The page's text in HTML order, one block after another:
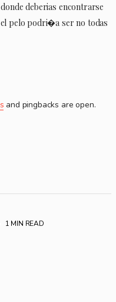
deberias encontrarse
pelo podri�a ser no todas
and pingbacks are open.
1 MIN READ